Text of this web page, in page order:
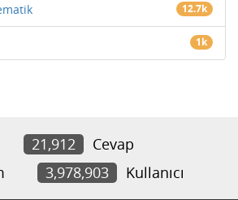
12.7k
1k
21,912
Cevap
3,978,903 Kullanıcı